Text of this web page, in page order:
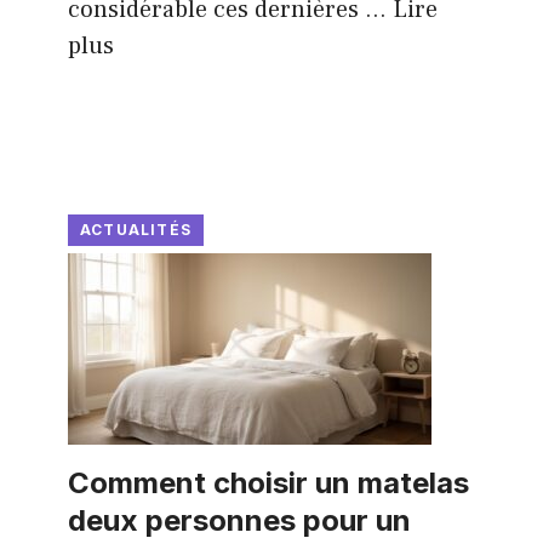
considérable ces dernières ... Lire
plus
ACTUALITÉS
Comment choisir un matelas
deux personnes pour un